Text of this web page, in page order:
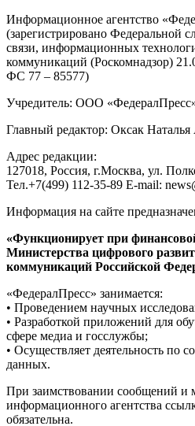
Информационное агентство
(зарегистрировано Федеральной
связи, информационных
коммуникаций (Роскомнадзор)
ФС 77 – 85577)
Учредитель: ООО
Главный редактор: Оксак Наталья
Адрес редакции:
127018, Россия, г.Москва, ул.
Тел.+7(499) 112-35-89 E-mail:
Информация на сайте
«Функционирует при
Министерства цифрового
коммуникаций Российской
«ФедералПресс» занимается:
• Проведением научных
• Разработкой приложений для
сфере медиа и госслужбы;
• Осуществляет деятельность по
данных.
При заимствовании сообщений и
информационного агентства
обязательна.